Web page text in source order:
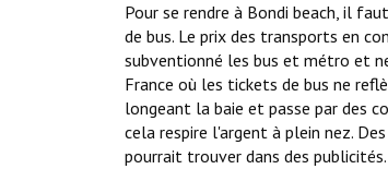
Pour se rendre à Bondi beach, il
de bus. Le prix des transports en
subventionné les bus et métro et
France où les tickets de bus ne
longeant la baie et passe par des
cela respire l'argent à plein nez.
pourrait trouver dans des publicités.